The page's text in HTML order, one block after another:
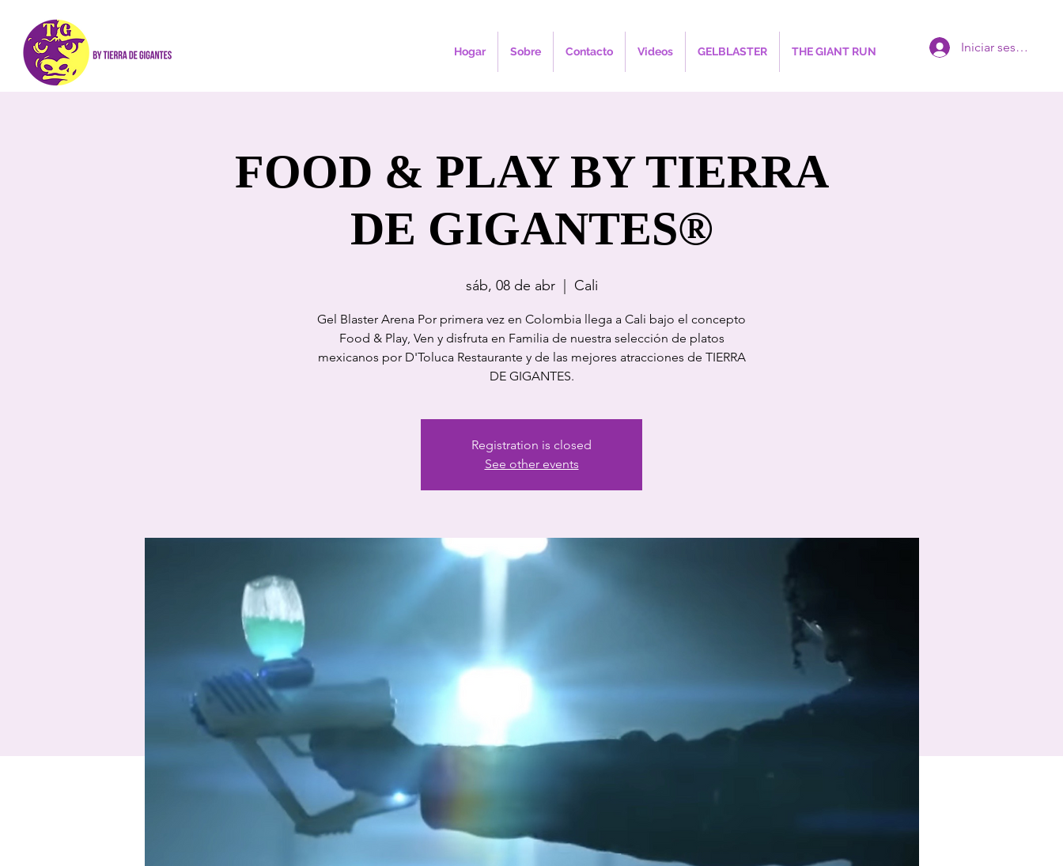
Hogar Sobre Contacto Videos GELBLASTER THE GIANT RUN Iniciar sesión
FOOD & PLAY BY TIERRA
DE GIGANTES®
sáb, 08 de abr
  |
Cali
Gel Blaster Arena Por primera vez en Colombia llega a Cali bajo el concepto
Food & Play, Ven y disfruta en Familia de nuestra selección de platos
mexicanos por D'Toluca Restaurante y de las mejores atracciones de TIERRA
DE GIGANTES.
Registration is closed
See other events